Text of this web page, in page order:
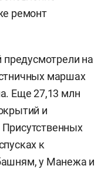
ремонт
предусмотрели на
маршах
Еще 27,13 млн
и
к
у Манежа и